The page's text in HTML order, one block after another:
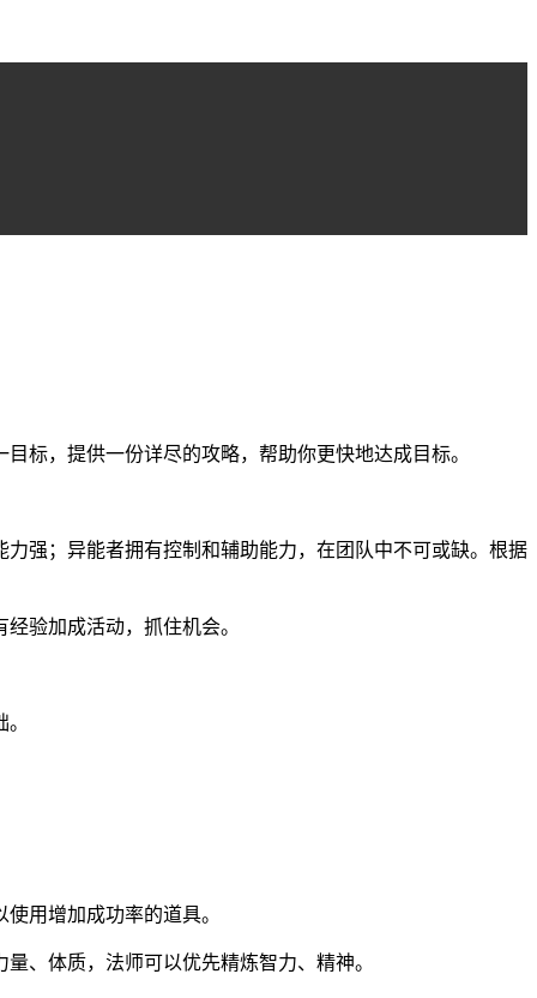
标，提供一份详尽的攻略，帮助你更快地达成目标。
强；异能者拥有控制和辅助能力，在团队中不可或缺。根据
验加成活动，抓住机会。
用增加成功率的道具。
、体质，法师可以优先精炼智力、精神。